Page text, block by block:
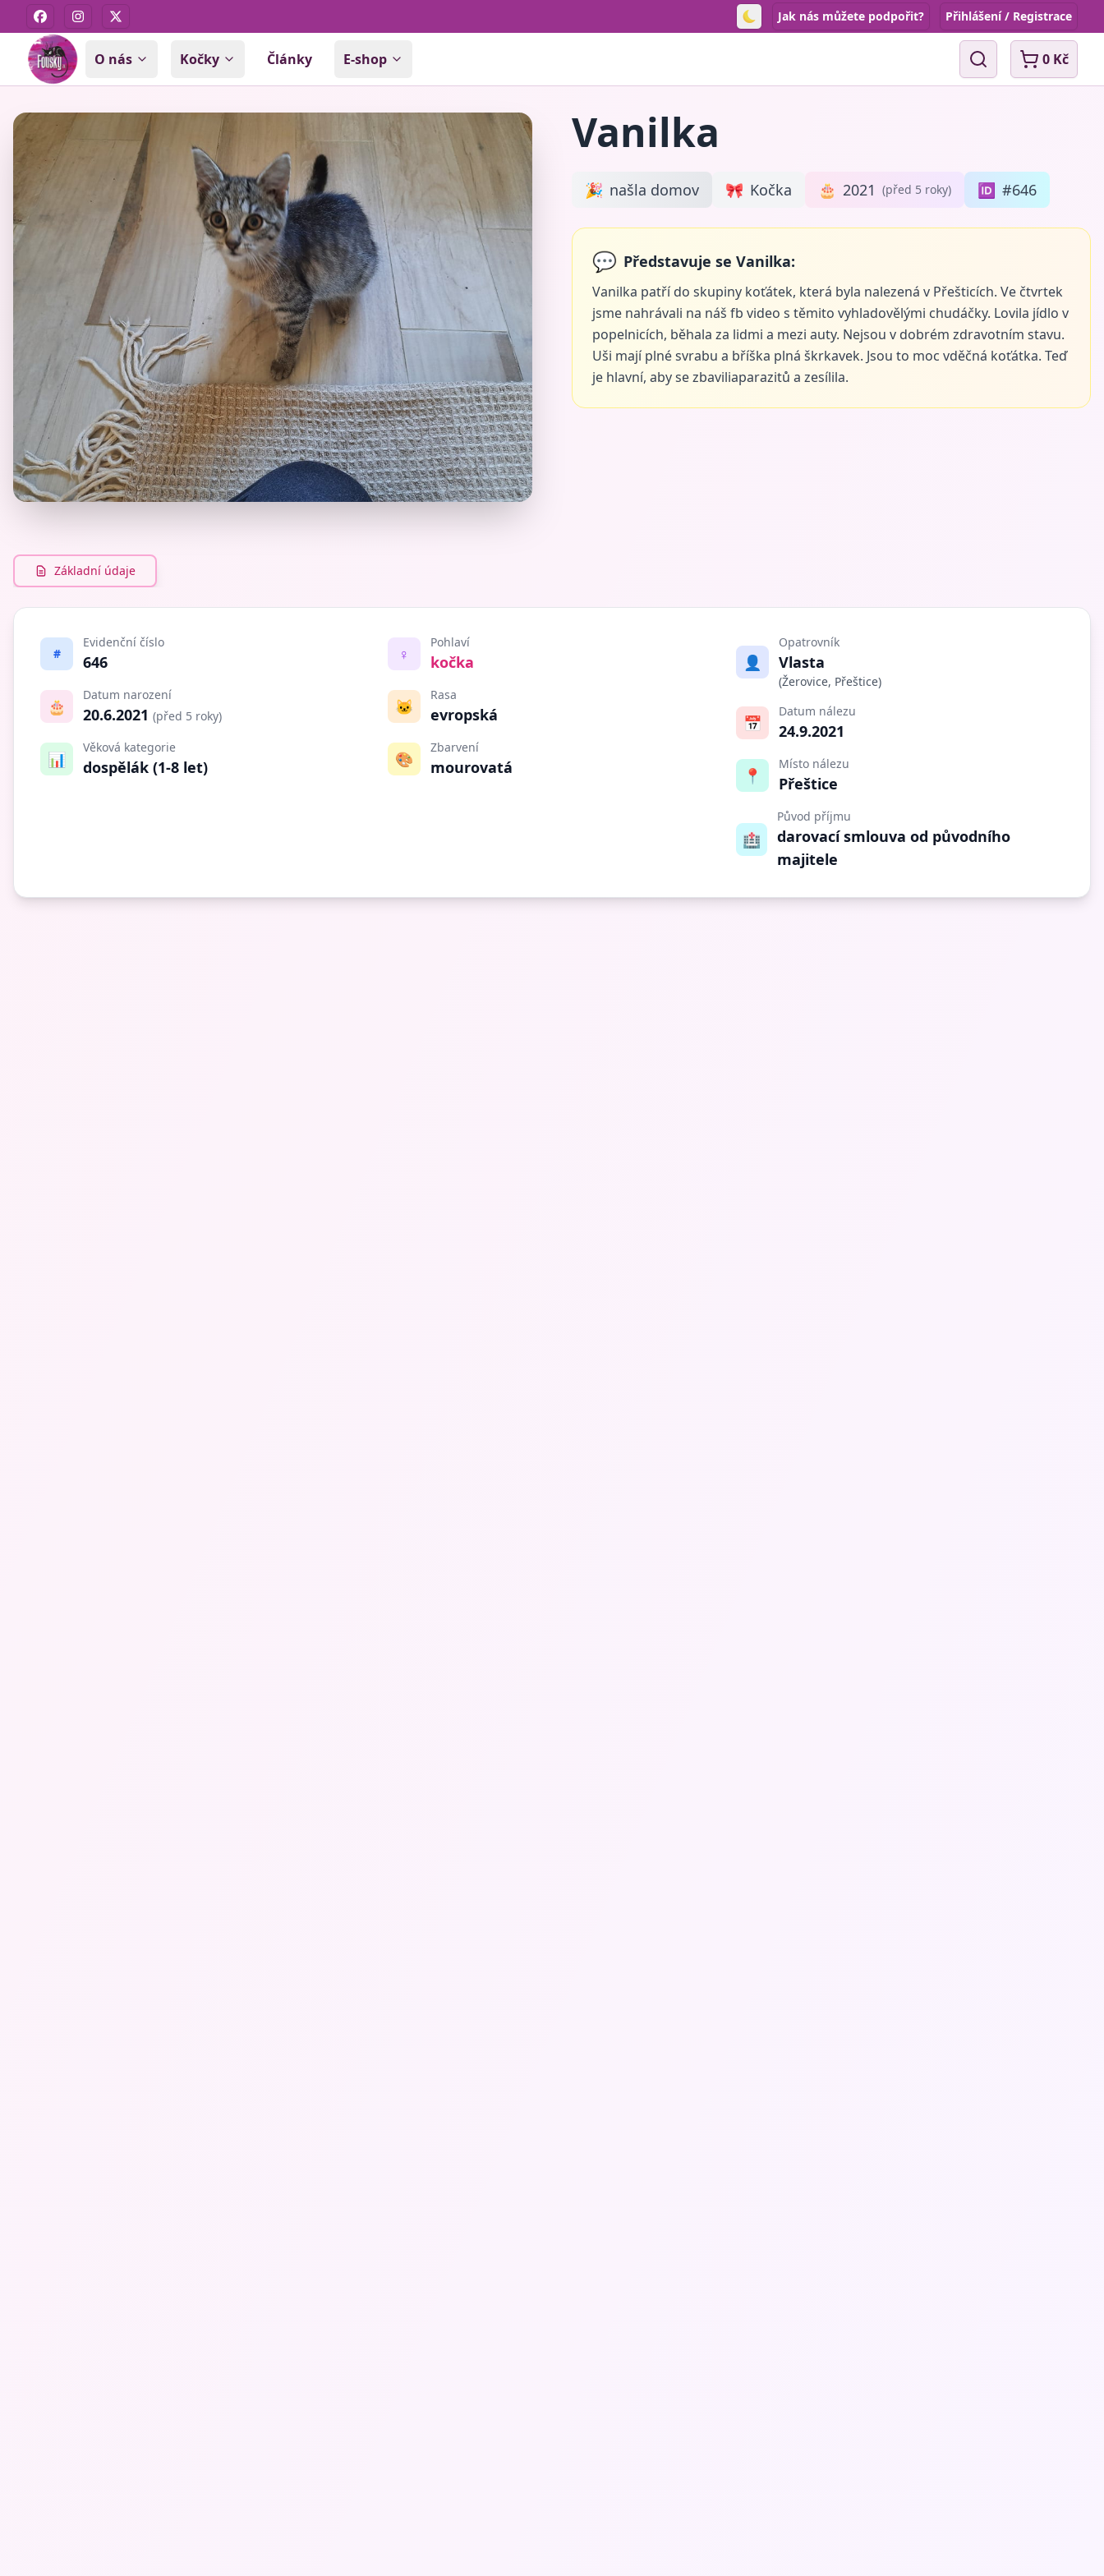
FacebookInstagram
X Toggle theme
Jak nás můžete podpořit? Přihlášení / Registrace
O nás Kočky Články E-shop Vyhledávání0 Kč
Vanilka
🎉 našla domov 🎀 Kočka 🎂 2021 (před 5 roky) 🆔 #646
💬 Představuje se Vanilka:
Vanilka patří do skupiny koťátek, která byla nalezená v Přešticích. Ve čtvrtek
jsme nahrávali na náš fb video s těmito vyhladovělými chudáčky. Lovila jídlo v
popelnicích, běhala za lidmi a mezi auty. Nejsou v dobrém zdravotním stavu.
Uši mají plné svrabu a bříška plná škrkavek. Jsou to moc vděčná koťátka. Teď
je hlavní, aby se zbaviliaparazitů a zesílila.
Základní údaje
#
Evidenční číslo
646
🎂
Datum narození
20.6.2021 (před 5 roky)
📊
Věková kategorie
dospělák (1-8 let)
♀️
Pohlaví
kočka
🐱
Rasa
evropská
🎨
Zbarvení
mourovatá
👤
Opatrovník
Vlasta
(Žerovice, Přeštice)
📅
Datum nálezu
24.9.2021
📍
Místo nálezu
Přeštice
🏥
Původ příjmu
darovací smlouva od původního
majitele